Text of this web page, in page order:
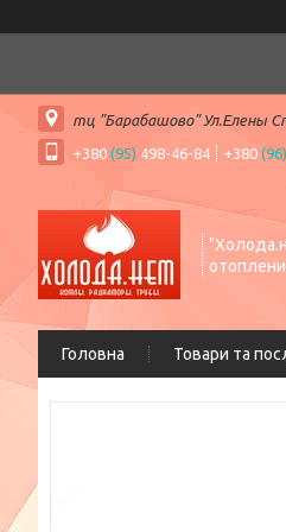
тц "Барабашово" Ул.Елены
+380 (95) 498-46-84 +380 (96)
Головна Товари та